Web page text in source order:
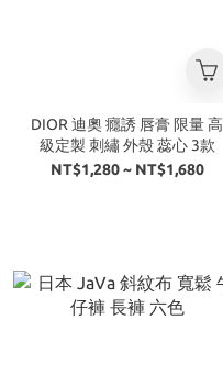
DIOR 迪奧 癮誘 唇膏 限量 高
級定製 刺繡 外殼 蕊心 3款
NT$1,280 ~ NT$1,680